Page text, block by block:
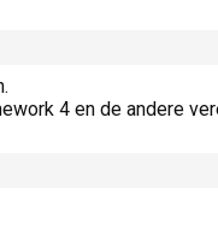
4 en de andere